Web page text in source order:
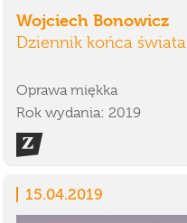
Wojciech Bonowicz
Dziennik końca świata
Oprawa miękka
Rok wydania: 2019
15.04.2019